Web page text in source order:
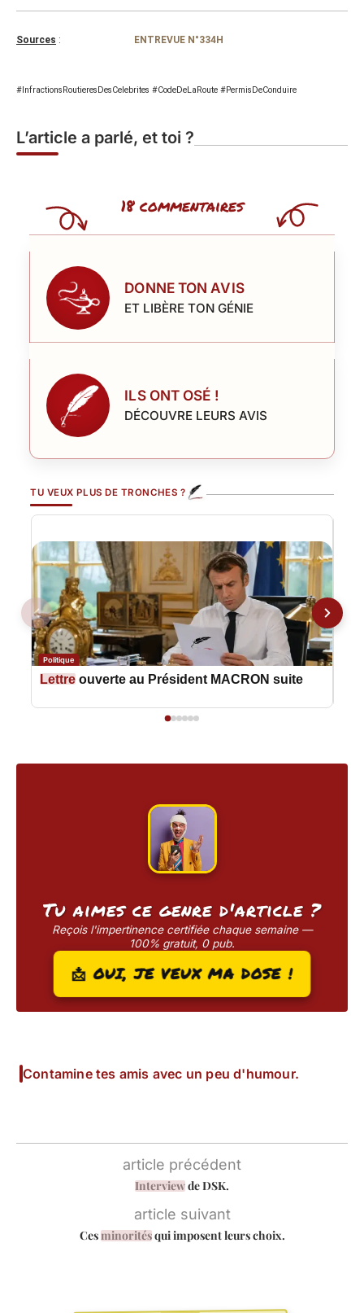
Sources : ENTREVUE N°334H
#InfractionsRoutieresDesCelebrites #CodeDeLaRoute #PermisDeConduire
L’article a parlé, et toi ?
18 commentaires
DONNE TON AVIS
ET LIBÈRE TON GÉNIE
ILS ONT OSÉ !
DÉCOUVRE LEURS AVIS
TU VEUX PLUS DE TRONCHES ?
Politique
Lettre ouverte au Président MACRON suite
Tu aimes ce genre d'article ?
Reçois l'impertinence certifiée chaque semaine —
100% gratuit, 0 pub.
📩 OUI, JE VEUX MA DOSE !
Contamine tes amis avec un peu d'humour.
article précédent
Interviewde DSK.
article suivant
Cesminoritésqui imposent leurs choix.